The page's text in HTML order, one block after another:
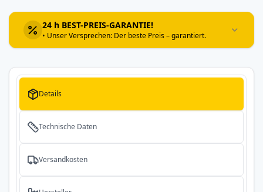
24 h BEST-PREIS-GARANTIE!
• Unser Versprechen: Der beste Preis – garantiert.
Details
Technische Daten
Versandkosten